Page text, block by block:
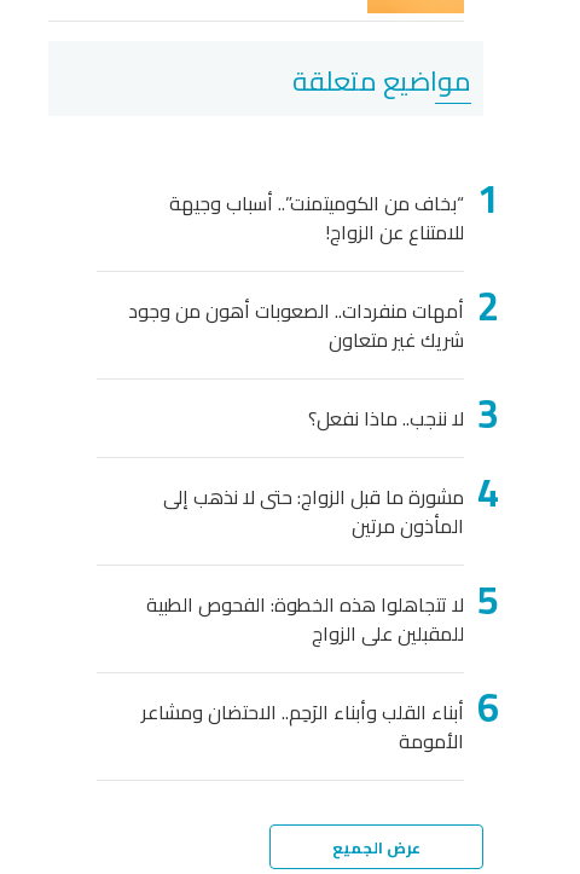
مواضيع متعلقة
“بخاف من الكوميتمنت”.. أسباب وجيهة
للامتناع عن الزواج!
أمهات منفردات.. الصعوبات أهون من وجود
شريك غير متعاون
لا ننجب.. ماذا نفعل؟
مشورة ما قبل الزواج: حتى لا نذهب إلى
المأذون مرتين
لا تتجاهلوا هذه الخطوة: الفحوص الطبية
للمقبلين على الزواج
أبناء القلب وأبناء الرَحِم.. الاحتضان ومشاعر
الأمومة
عرض الجميع